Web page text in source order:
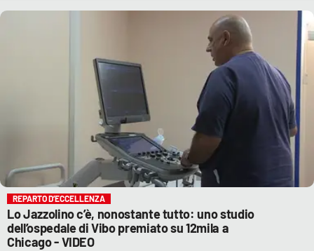
REPARTO D’ECCELLENZA
Lo Jazzolino c’è, nonostante tutto: uno studio
dell’ospedale di Vibo premiato su 12mila a
Chicago - VIDEO